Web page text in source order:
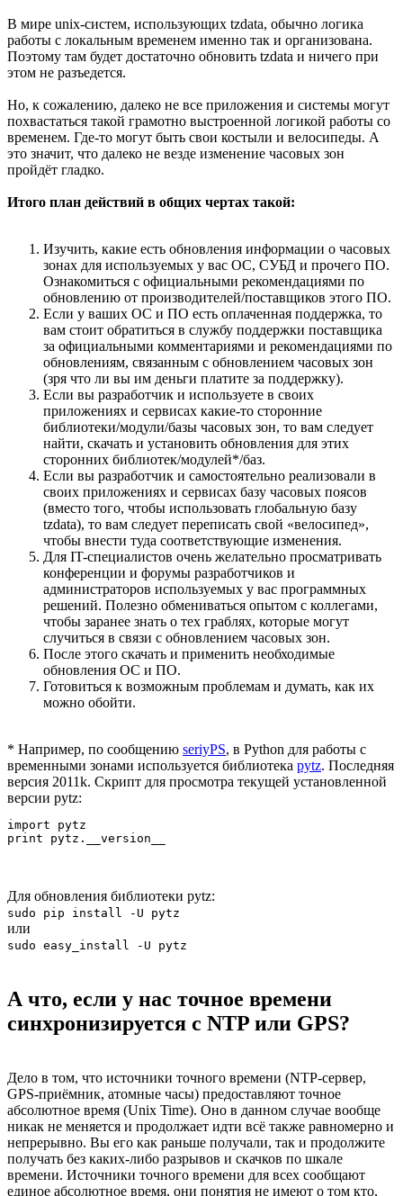
В мире unix-систем, использующих tzdata, обычно логика
работы с локальным временем именно так и организована.
Поэтому там будет достаточно обновить tzdata и ничего при
этом не разъедется.
Но, к сожалению, далеко не все приложения и системы могут
похвастаться такой грамотно выстроенной логикой работы со
временем. Где-то могут быть свои костыли и велосипеды. А
это значит, что далеко не везде изменение часовых зон
пройдёт гладко.
Итого план действий в общих чертах такой:
Изучить, какие есть обновления информации о часовых
зонах для используемых у вас ОС, СУБД и прочего ПО.
Ознакомиться с официальными рекомендациями по
обновлению от производителей/поставщиков этого ПО.
Если у ваших ОС и ПО есть оплаченная поддержка, то
вам стоит обратиться в службу поддержки поставщика
за официальными комментариями и рекомендациями по
обновлениям, связанным с обновлением часовых зон
(зря что ли вы им деньги платите за поддержку).
Если вы разработчик и используете в своих
приложениях и сервисах какие-то сторонние
библиотеки/модули/базы часовых зон, то вам следует
найти, скачать и установить обновления для этих
сторонних библиотек/модулей*/баз.
Если вы разработчик и самостоятельно реализовали в
своих приложениях и сервисах базу часовых поясов
(вместо того, чтобы использовать глобальную базу
tzdata), то вам следует переписать свой «велосипед»,
чтобы внести туда соответствующие изменения.
Для IT-специалистов очень желательно просматривать
конференции и форумы разработчиков и
администраторов используемых у вас программных
решений. Полезно обмениваться опытом с коллегами,
чтобы заранее знать о тех граблях, которые могут
случиться в связи с обновлением часовых зон.
После этого скачать и применить необходимые
обновления ОС и ПО.
Готовиться к возможным проблемам и думать, как их
можно обойти.
* Например, по сообщению seriyPS, в Python для работы с
временными зонами используется библиотека pytz. Последняя
версия 2011k. Скрипт для просмотра текущей установленной
версии pytz:
import pytz
print pytz.__version__
Для обновления библиотеки pytz:
sudo pip install -U pytz
или
sudo easy_install -U pytz
А что, если у нас точное времени
синхронизируется с NTP или GPS?
Дело в том, что источники точного времени (NTP-сервер,
GPS-приёмник, атомные часы) предоставляют точное
абсолютное время (Unix Time). Оно в данном случае вообще
никак не меняется и продолжает идти всё также равномерно и
непрерывно. Вы его как раньше получали, так и продолжите
получать без каких-либо разрывов и скачков по шкале
времени. Источники точного времени для всех сообщают
единое абсолютное время, они понятия не имеют о том кто,